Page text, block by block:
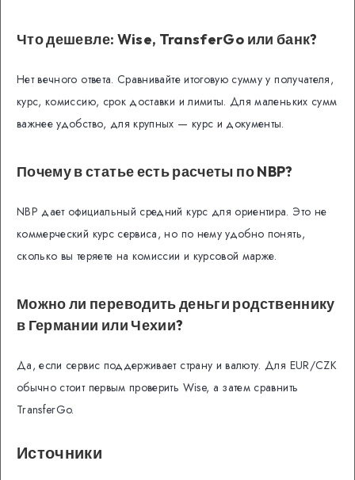
Что дешевле: Wise, TransferGo или банк?
Нет вечного ответа. Сравнивайте итоговую сумму у получателя,
курс, комиссию, срок доставки и лимиты. Для маленьких сумм
важнее удобство, для крупных — курс и документы.
Почему в статье есть расчеты по NBP?
NBP дает официальный средний курс для ориентира. Это не
коммерческий курс сервиса, но по нему удобно понять,
сколько вы теряете на комиссии и курсовой марже.
Можно ли переводить деньги родственнику
в Германии или Чехии?
Да, если сервис поддерживает страну и валюту. Для EUR/CZK
обычно стоит первым проверить Wise, а затем сравнить
TransferGo.
Источники